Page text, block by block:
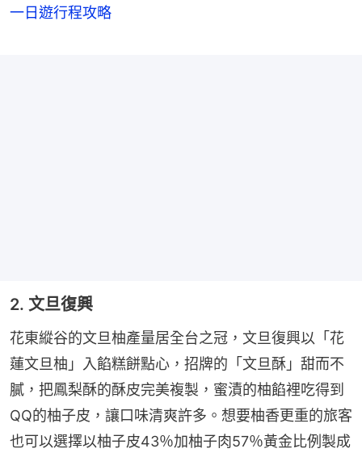
一日遊行程攻略
2. 文旦復興
花東縱谷的文旦柚產量居全台之冠，文旦復興以「花
蓮文旦柚」入餡糕餅點心，招牌的「文旦酥」甜而不
膩，把鳳梨酥的酥皮完美複製，蜜漬的柚餡裡吃得到
QQ的柚子皮，讓口味清爽許多。想要柚香更重的旅客
也可以選擇以柚子皮43％加柚子肉57％黃金比例製成